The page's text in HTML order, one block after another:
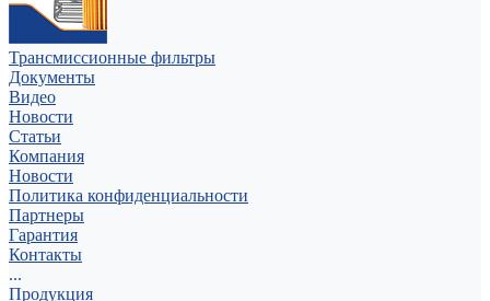
Трансмиссионные фильтры
Документы
Видео
Новости
Статьи
Компания
Новости
Политика конфиденциальности
Партнеры
Гарантия
Контакты
...
Продукция